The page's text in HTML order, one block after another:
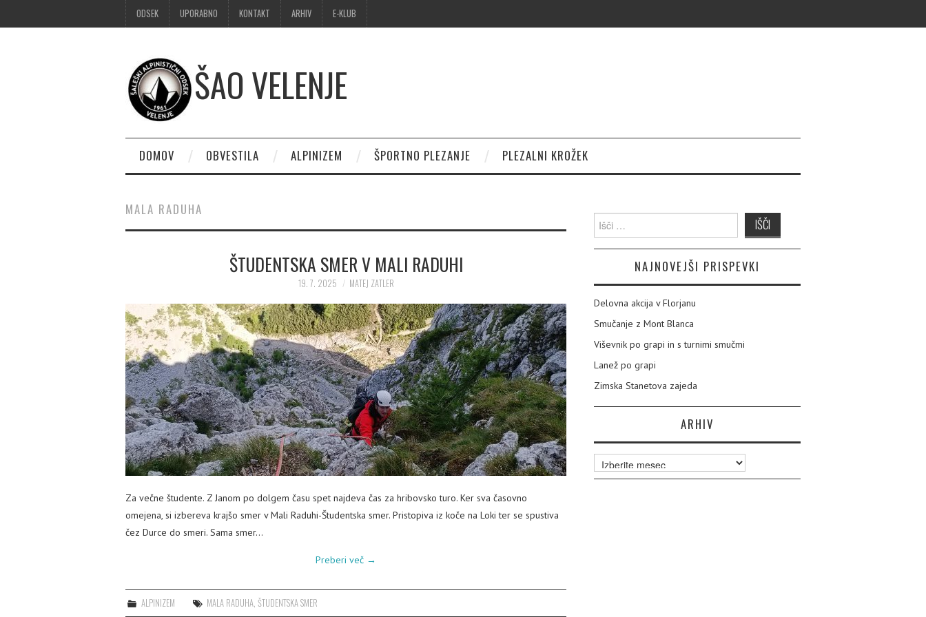
ODSEK UPORABNO KONTAKT ARHIV E-KLUB
ŠAO VELENJE
DOMOV OBVESTILA ALPINIZEM ŠPORTNO PLEZANJE PLEZALNI KROŽEK
MALA RADUHA
ŠTUDENTSKA SMER V MALI RADUHI
19. 7. 2025 MATEJ ZATLER
Za večne študente. Z Janom po dolgem času spet najdeva čas za hribovsko turo. Ker sva časovno
omejena, si izbereva krajšo smer v Mali Raduhi-Študentska smer. Pristopiva iz koče na Loki ter se spustiva
čez Durce do smeri. Sama smer…
Preberi več →
ALPINIZEM MALA RADUHA ,ŠTUDENTSKA SMER
Išči:
NAJNOVEJŠI PRISPEVKI
Delovna akcija v Florjanu
Smučanje z Mont Blanca
Viševnik po grapi in s turnimi smučmi
Lanež po grapi
Zimska Stanetova zajeda
ARHIV
Arhiv